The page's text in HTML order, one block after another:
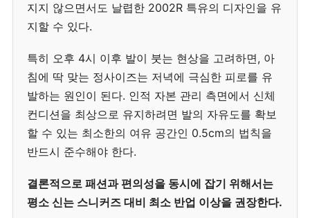
지지 않으면서도 날렵한 2002R 특유의 디자인을 유
지할 수 있다.
특히 오후 4시 이후 발이 붓는 현상을 고려하면, 아
침에 딱 맞는 정사이즈는 저녁에 극심한 피로를 유
발하는 원인이 된다. 인적 자본 관리 측면에서 신체
컨디션을 최상으로 유지하려면 발의 자유도를 확보
할 수 있는 최소한의 여유 공간인 0.5cm의 법칙을
반드시 준수해야 한다.
결론적으로 패션과 편의성을 동시에 잡기 위해서는
평소 신는 스니커즈 대비 최소 반업 이상을 권장한다.